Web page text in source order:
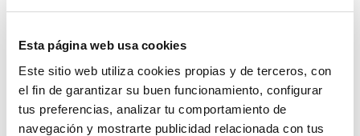
Esta página web usa cookies
Este sitio web utiliza cookies propias y de terceros, con
el fin de garantizar su buen funcionamiento, configurar
tus preferencias, analizar tu comportamiento de
navegación y mostrarte publicidad relacionada con tus
Combina-ho i fes un menú de 10!